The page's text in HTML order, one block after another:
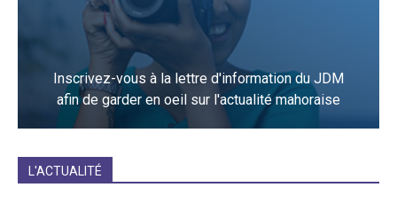
Inscrivez-vous à la lettre d'information du JDM
afin de garder en oeil sur l'actualité mahoraise
L'ACTUALITÉ